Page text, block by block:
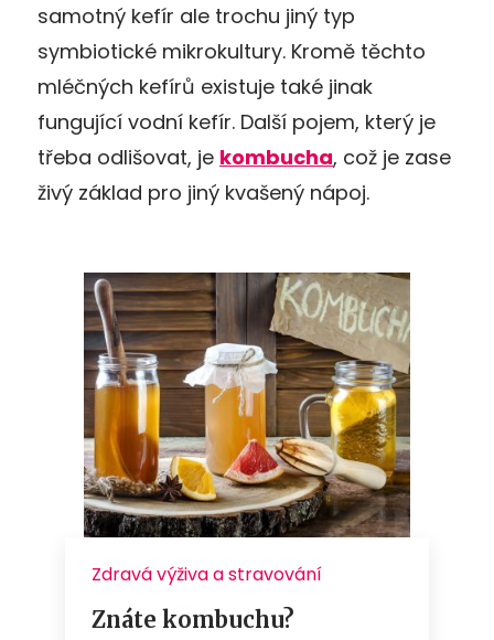
samotný kefír ale trochu jiný typ
symbiotické mikrokultury. Kromě těchto
mléčných kefírů existuje také jinak
fungující vodní kefír. Další pojem, který je
třeba odlišovat, je kombucha, což je zase
živý základ pro jiný kvašený nápoj.